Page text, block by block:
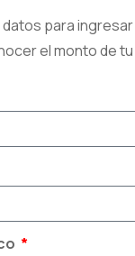
para ingresar
el monto de